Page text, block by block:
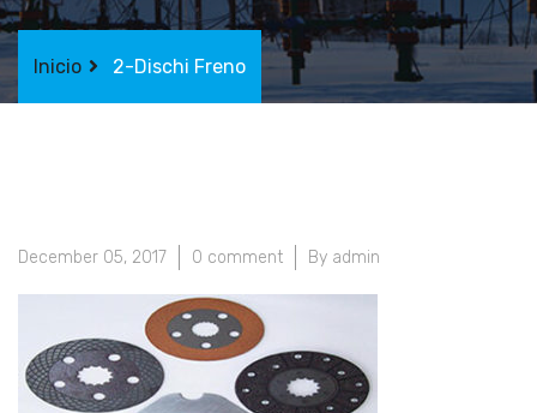
Inicio 2-Dischi Freno
December 05, 2017 0 comment By admin